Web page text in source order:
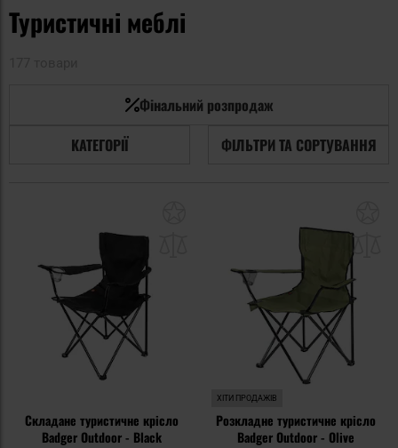
Туристичні меблі
Фінальний розпродаж
КАТЕГОРІЇ
ФІЛЬТРИ ТА СОРТУВАННЯ
уподобань
Складане туристичне крісло
Badger Outdoor - Black
ХІТИ ПРОДАЖІВ
Розкладне туристичне крісло
Badger Outdoor - Olive